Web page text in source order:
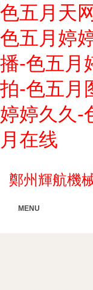
色五月天
色五月婷
播-色五月
拍-色五月
婷婷久久-
月在线
鄭州輝航機
MENU